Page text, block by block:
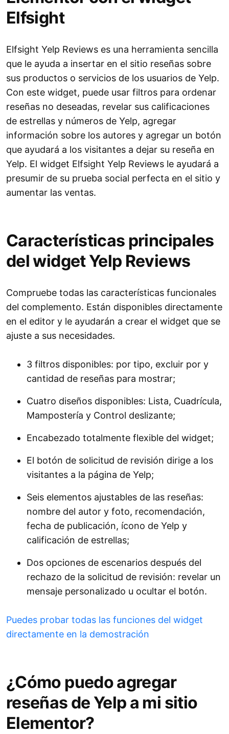
Elfsight
Elfsight Yelp Reviews es una herramienta sencilla
que le ayuda a insertar en el sitio reseñas sobre
sus productos o servicios de los usuarios de Yelp.
Con este widget, puede usar filtros para ordenar
reseñas no deseadas, revelar sus calificaciones
de estrellas y números de Yelp, agregar
información sobre los autores y agregar un botón
que ayudará a los visitantes a dejar su reseña en
Yelp. El widget Elfsight Yelp Reviews le ayudará a
presumir de su prueba social perfecta en el sitio y
aumentar las ventas.
Características principales
del widget Yelp Reviews
Compruebe todas las características funcionales
del complemento. Están disponibles directamente
en el editor y le ayudarán a crear el widget que se
ajuste a sus necesidades.
3 filtros disponibles: por tipo, excluir por y
cantidad de reseñas para mostrar;
Cuatro diseños disponibles: Lista, Cuadrícula,
Mampostería y Control deslizante;
Encabezado totalmente flexible del widget;
El botón de solicitud de revisión dirige a los
visitantes a la página de Yelp;
Seis elementos ajustables de las reseñas:
nombre del autor y foto, recomendación,
fecha de publicación, ícono de Yelp y
calificación de estrellas;
Dos opciones de escenarios después del
rechazo de la solicitud de revisión: revelar un
mensaje personalizado u ocultar el botón.
Puedes probar todas las funciones del widget
directamente en la demostración
¿Cómo puedo agregar
reseñas de Yelp a mi sitio
Elementor?